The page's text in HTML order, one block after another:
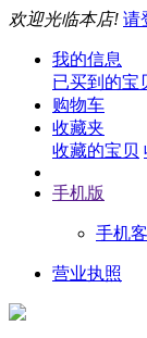
欢迎光临本店! 请
我的信息
已买到的宝
购物车
收藏夹
收藏的宝贝
手机版
手机
营业执照